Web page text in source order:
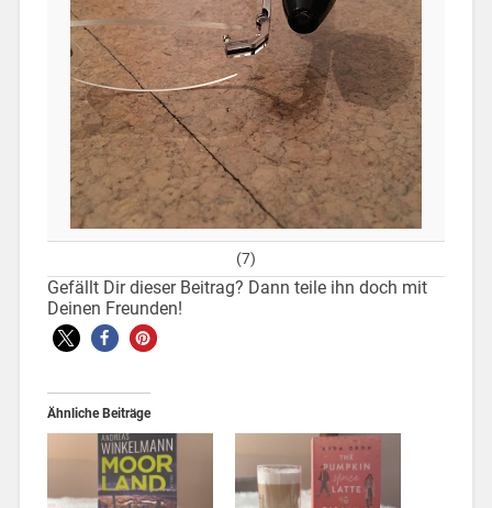
(7)
Gefällt Dir dieser Beitrag? Dann teile ihn doch mit
Deinen Freunden!
Ähnliche Beiträge